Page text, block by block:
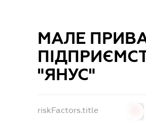
МАЛЕ
"ЯНУС"
riskFactors.title